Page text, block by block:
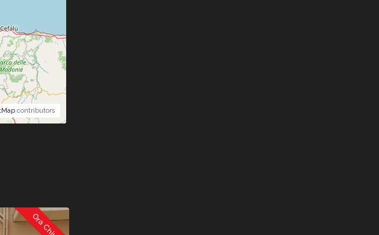
contributors